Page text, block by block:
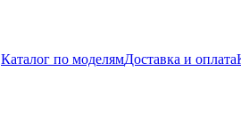
Каталог по моделямДоставка и оплата